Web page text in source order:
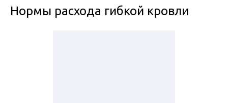
Нормы расхода гибкой кровли